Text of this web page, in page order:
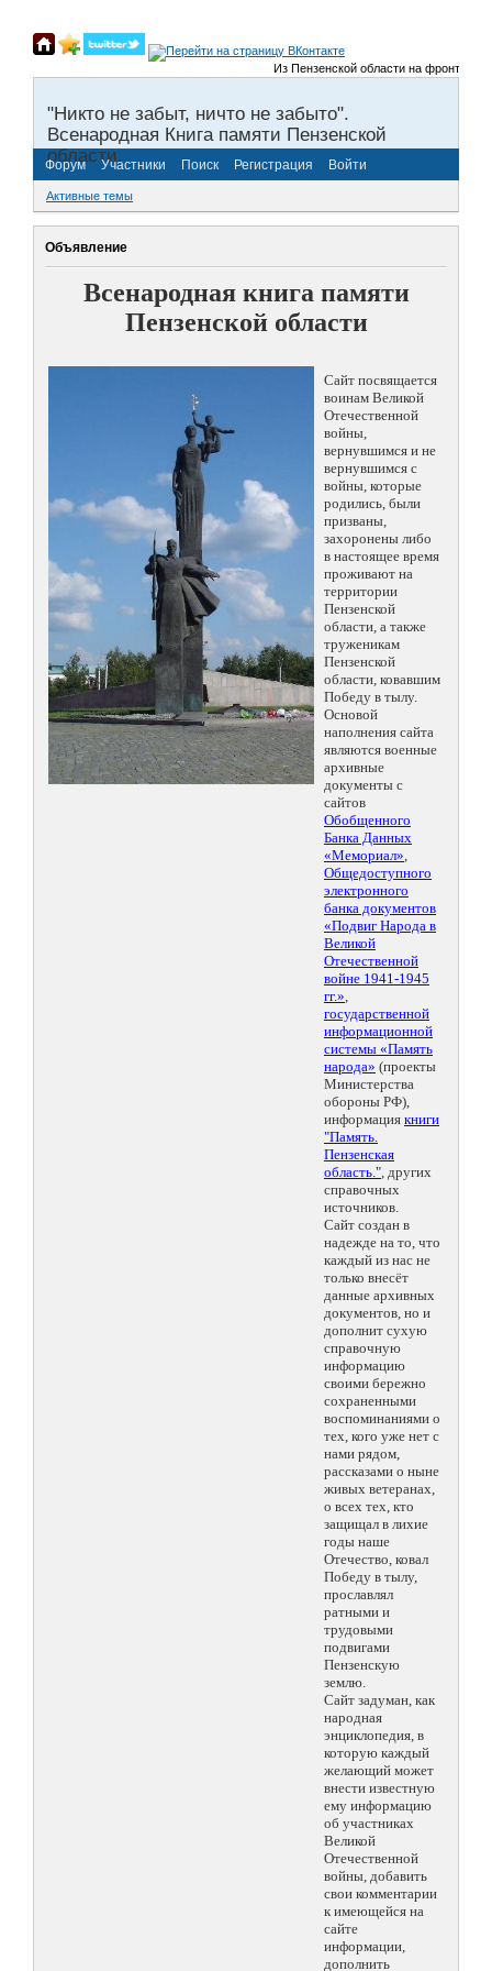
Из Пензенской области на фронты
"Никто не забыт, ничто не забыто".
Всенародная Книга памяти Пензенской
области.
Форум Участники Поиск Регистрация Войти
Активные темы
Объявление
Всенародная книга памяти
Пензенской области
Сайт посвящается
воинам Великой
Отечественной
войны,
вернувшимся и не
вернувшимся с
войны, которые
родились, были
призваны,
захоронены либо
в настоящее время
проживают на
территории
Пензенской
области, а также
труженикам
Пензенской
области, ковавшим
Победу в тылу.
Основой
наполнения сайта
являются военные
архивные
документы с
сайтов
Обобщенного
Банка Данных
«Мемориал»,
Общедоступного
электронного
банка документов
«Подвиг Народа в
Великой
Отечественной
войне 1941-1945
гг.»,
государственной
информационной
системы «Память
народа» (проекты
Министерства
обороны РФ),
информация книги
"Память.
Пензенская
область.", других
справочных
источников.
Сайт создан в
надежде на то, что
каждый из нас не
только внесёт
данные архивных
документов, но и
дополнит сухую
справочную
информацию
своими бережно
сохраненными
воспоминаниями о
тех, кого уже нет с
нами рядом,
рассказами о ныне
живых ветеранах,
о всех тех, кто
защищал в лихие
годы наше
Отечество, ковал
Победу в тылу,
прославлял
ратными и
трудовыми
подвигами
Пензенскую
землю.
Сайт задуман, как
народная
энциклопедия, в
которую каждый
желающий может
внести известную
ему информацию
об участниках
Великой
Отечественной
войны, добавить
свои комментарии
к имеющейся на
сайте
информации,
дополнить